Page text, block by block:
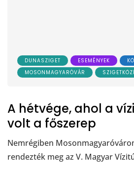
DUNASZIGET ESEMÉNYEK
MOSONMAGYARÓVÁR
A hétvége, ahol a
volt a főszerep
Nemrégiben
rendezték meg az V. Magyar